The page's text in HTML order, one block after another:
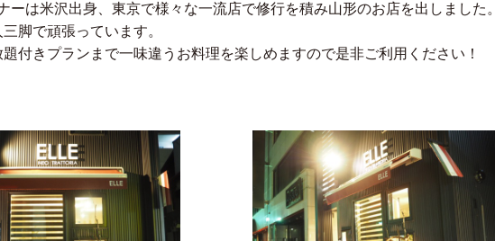
ーは米沢出身、東京で様々な一流店で修行を積み山形のお店を出しました。
脚で頑張っています。
付きプランまで一味違うお料理を楽しめますので是非ご利用ください！